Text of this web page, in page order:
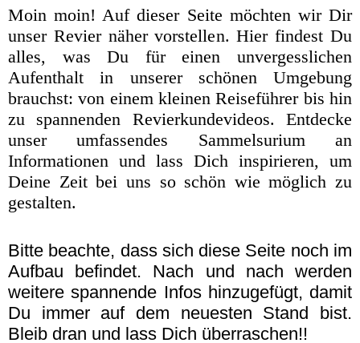
Moin moin! Auf dieser Seite möchten wir Dir
unser Revier näher vorstellen. Hier findest Du
alles, was Du für einen unvergesslichen
Aufenthalt in unserer schönen Umgebung
brauchst: von einem kleinen Reiseführer bis hin
zu spannenden Revierkundevideos. Entdecke
unser umfassendes Sammelsurium an
Informationen und lass Dich inspirieren, um
Deine Zeit bei uns so schön wie möglich zu
gestalten.
Bitte beachte, dass sich diese Seite noch im
Aufbau befindet. Nach und nach werden
weitere spannende Infos hinzugefügt, damit
Du immer auf dem neuesten Stand bist.
Bleib dran und lass Dich überraschen!!